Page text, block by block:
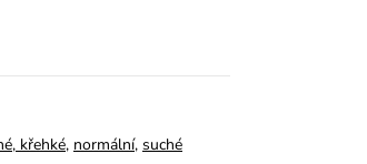
křehké, normální, suché